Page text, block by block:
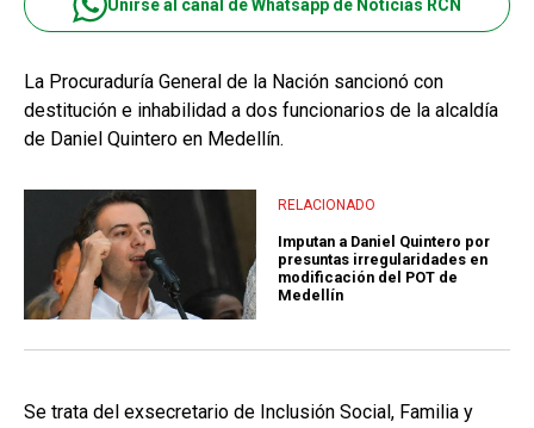
Unirse al canal de Whatsapp de Noticias RCN
La Procuraduría General de la Nación sancionó con
destitución e inhabilidad a dos funcionarios de la alcaldía
de Daniel Quintero en Medellín.
RELACIONADO
Imputan a Daniel Quintero por
presuntas irregularidades en
modificación del POT de
Medellín
Se trata del exsecretario de Inclusión Social, Familia y